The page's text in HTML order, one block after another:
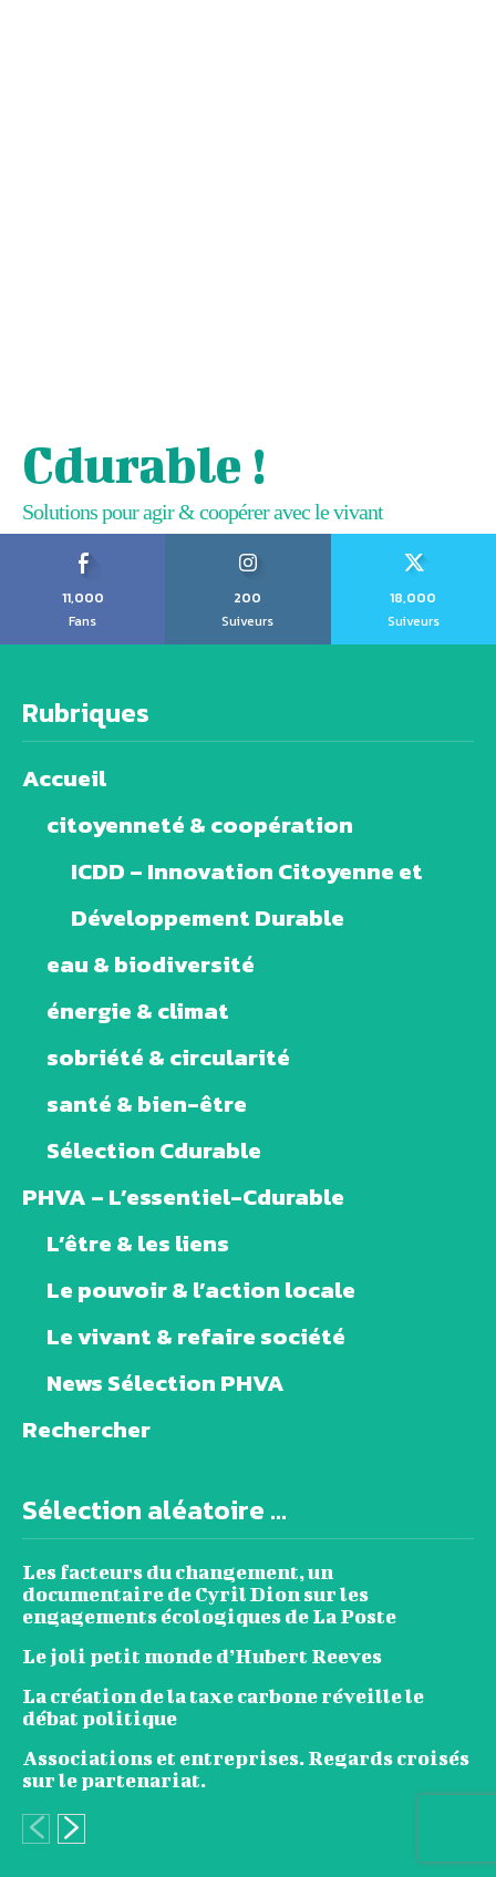
Cdurable !
Solutions pour agir & coopérer avec le vivant
11,000
Fans
200
Suiveurs
18,000
Suiveurs
Rubriques
Accueil
citoyenneté & coopération
ICDD – Innovation Citoyenne et
Développement Durable
eau & biodiversité
énergie & climat
sobriété & circularité
santé & bien-être
Sélection Cdurable
PHVA – L’essentiel-Cdurable
L’être & les liens
Le pouvoir & l’action locale
Le vivant & refaire société
News Sélection PHVA
Rechercher
Sélection aléatoire ...
Les facteurs du changement, un
documentaire de Cyril Dion sur les
engagements écologiques de La Poste
Le joli petit monde d’Hubert Reeves
La création de la taxe carbone réveille le
débat politique
Associations et entreprises. Regards croisés
sur le partenariat.